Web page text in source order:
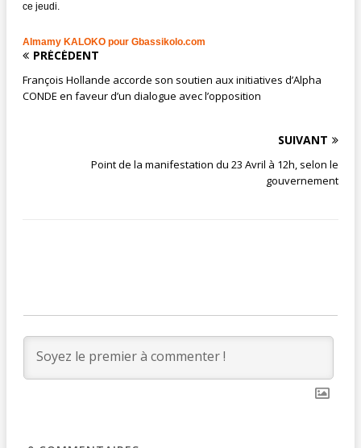
ce jeudi.
Almamy KALOKO pour Gbassikolo.com
PRÉCÉDENT
François Hollande accorde son soutien aux initiatives d’Alpha
CONDE en faveur d’un dialogue avec l’opposition
SUIVANT
Point de la manifestation du 23 Avril à 12h, selon le
gouvernement